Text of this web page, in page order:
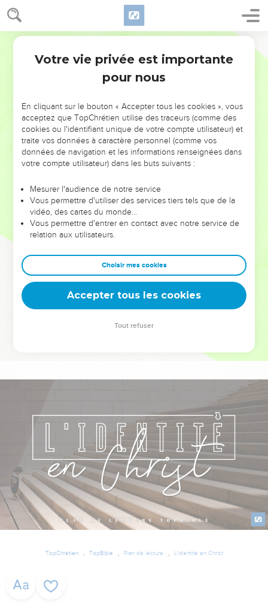
NE MANQUEZ PAS L’ÉVÉNEMENT
DE L’ANNÉE !
ET SI LEURS ERREURS POUVAIENT VOUS ÉVITER LES
VOTRES ?
leur foi ou leur vision. Mais on voit moins les doutes, les erreurs
et les saisons difficiles qu'ils ont traversés, alors même que ce
sont elles qui les ont façonnés.
Dans cette conférence, leaders, entrepreneurs, et responsables
clés pour avancer avec plus de sagesse afin que leurs erreurs
deviennent vos tremplins. Que vous guidiez un ministère, une
équipe, un groupe ou une famille, leur expérience est faite
TopChrétien TopBible Plan de lecture L'identité en Christ
Votre vie privée est importante
pour nous
En cliquant sur le bouton « Accepter tous les cookies », vous
acceptez que TopChrétien utilise des traceurs (comme des
cookies ou l'identifiant unique de votre compte utilisateur) et
traite vos données à caractère personnel (comme vos
données de navigation et les informations renseignées dans
votre compte utilisateur) dans les buts suivants :
Mesurer l'audience de notre service
Vous permettre d'utiliser des services tiers tels que de la
vidéo, des cartes du monde…
Vous permettre d'entrer en contact avec notre service de
relation aux utilisateurs.
Choisir mes cookies
Accepter tous les cookies
Tout refuser